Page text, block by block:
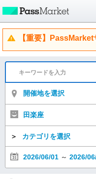
【重要】
開催地を選択
田楽座
＞ カテゴリを選択
2026/06/01 ～ 2026/